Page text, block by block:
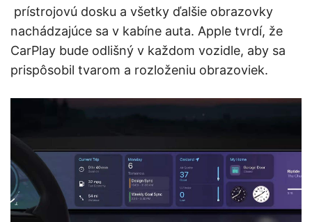
prístrojovú dosku a všetky ďalšie obrazovky
nachádzajúce sa v kabíne auta. Apple tvrdí, že
CarPlay bude odlišný v každom vozidle, aby sa
prispôsobil tvarom a rozloženiu obrazoviek.